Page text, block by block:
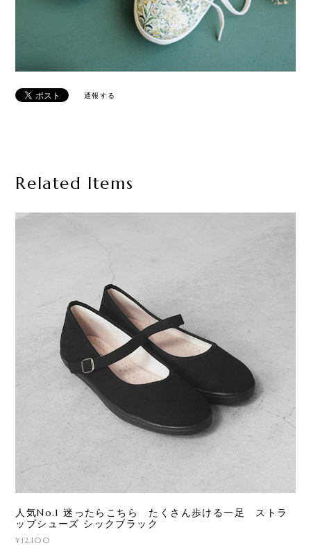
通報する
Related Items
人気No.1 迷ったらこちら たくさん歩ける一足 ストラ
ップシューズ シックブラック
¥12,100